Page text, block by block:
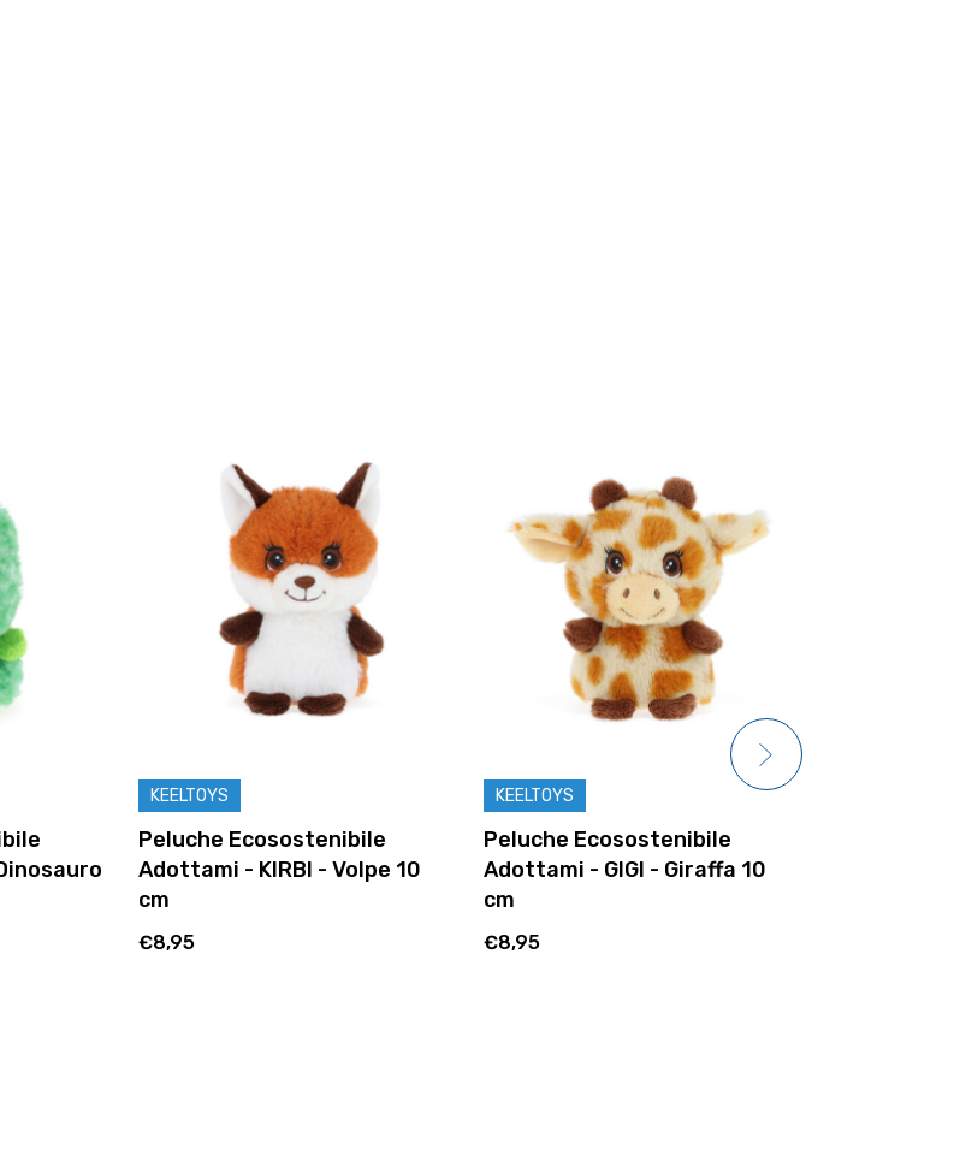
KEELTOYS
Peluche Ecosostenibile
Adottami - KIRBI - Volpe 10
cm
€8,95
KEELTOYS
Peluche Ecosostenibile
Adottami - GIGI - Giraffa 10
cm
€8,95